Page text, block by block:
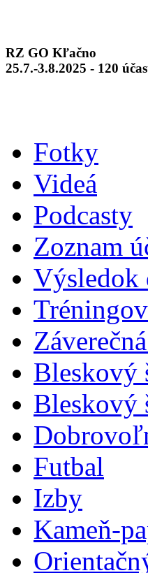
RZ GO Kľačno
25.7.-3.8.2025 - 120
Fotky
Videá
Podcasty
Zoznam
Výsledok
Bleskový
Bleskový
Futbal
Izby
Kameň-